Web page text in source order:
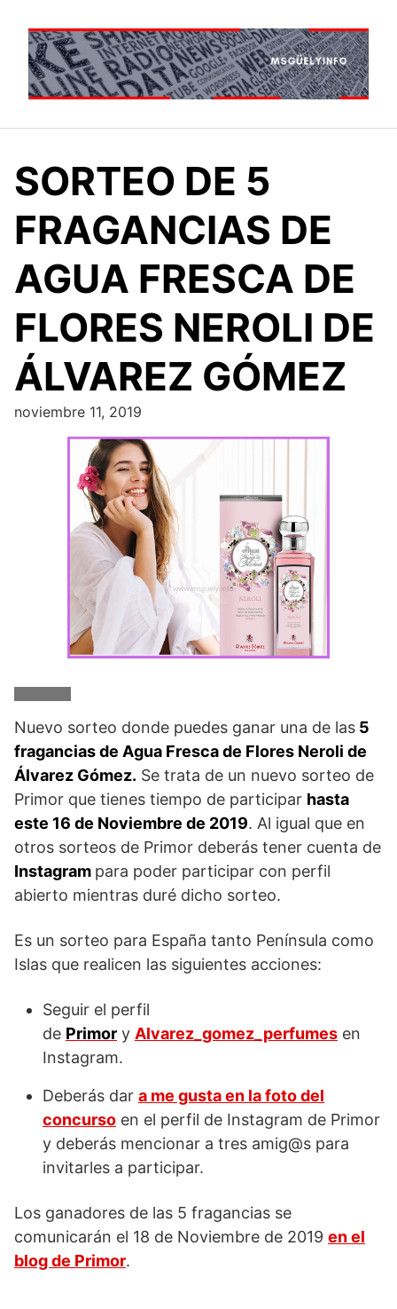
contenido
SORTEO DE 5
FRAGANCIAS DE
AGUA FRESCA DE
FLORES NEROLI DE
ÁLVAREZ GÓMEZ
noviembre 11, 2019
Nuevo sorteo donde puedes ganar una de las 5
fragancias de Agua Fresca de Flores Neroli de
Álvarez Gómez. Se trata de un nuevo sorteo de
Primor que tienes tiempo de participar hasta
este 16 de Noviembre de 2019. Al igual que en
otros sorteos de Primor deberás tener cuenta de
Instagram para poder participar con perfil
abierto mientras duré dicho sorteo.
Es un sorteo para España tanto Península como
Islas que realicen las siguientes acciones:
Seguir el perfil
de Primor y Alvarez_gomez_perfumes en
Instagram.
Deberás dar a me gusta en la foto del
concurso en el perfil de Instagram de Primor
y deberás mencionar a tres amig@s para
invitarles a participar.
Los ganadores de las 5 fragancias se
comunicarán el 18 de Noviembre de 2019 en el
blog de Primor.